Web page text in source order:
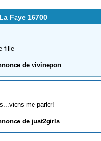
Faye 16700
fille
de vivinepon
me parler!
de just2girls